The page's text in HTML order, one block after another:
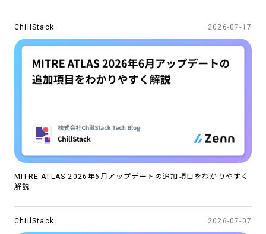
ChillStack 2026-07-17
MITRE ATLAS 2026年6月アップデートの追加項目をわかりやすく
解説
ChillStack 2026-07-07